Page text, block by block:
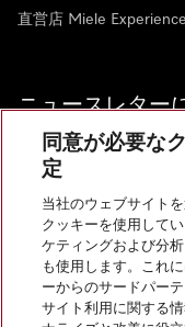
直営店 Miele
ニュースレター
お問い合わせ
InstagramのMiele
YoutubeのMiele
同意が必要な
定
当社のウェブサイト
クッキーを使用して
ケティングおよび分
も使用します。これ
ーからのサードパー
サイト利用に関する